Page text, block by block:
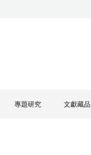
專題研究 文獻藏品